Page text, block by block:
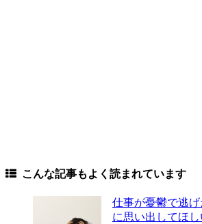
こんな記事もよく読まれています
仕事が憂鬱で逃
に思い出してほし